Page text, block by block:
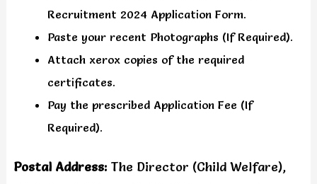
Recruitment 2024 Application Form.
Paste your recent Photographs (If Required).
Attach xerox copies of the required
certificates.
Pay the prescribed Application Fee (If
Required).
Postal Address:The Director (Child Welfare),